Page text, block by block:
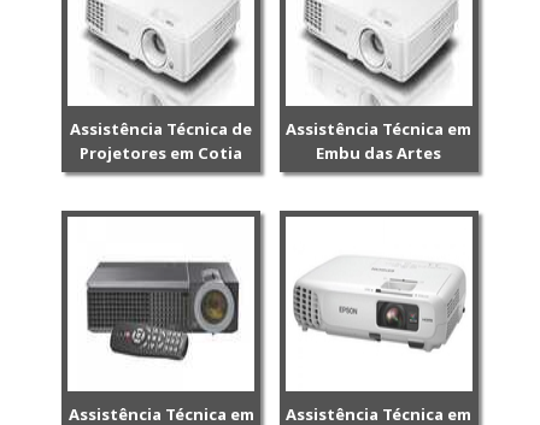
Assistência Técnica de
Projetores em Cotia
Assistência Técnica em
Embu das Artes
Assistência Técnica em
Assistência Técnica em